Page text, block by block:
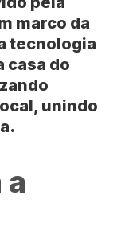
marco da
tecnologia
casa do
unindo